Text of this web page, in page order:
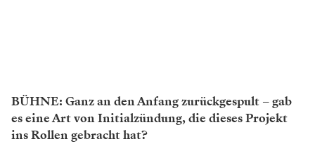
BÜHNE: Ganz an den Anfang zurückgespult – gab
es eine Art von Initialzündung, die dieses Projekt
ins Rollen gebracht hat?